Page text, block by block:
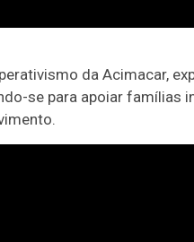
da Acimacar,
se para apoiar famílias